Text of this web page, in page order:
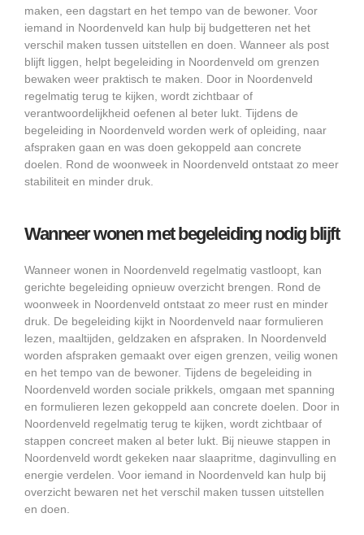
maken, een dagstart en het tempo van de bewoner. Voor
iemand in Noordenveld kan hulp bij budgetteren net het
verschil maken tussen uitstellen en doen. Wanneer als post
blijft liggen, helpt begeleiding in Noordenveld om grenzen
bewaken weer praktisch te maken. Door in Noordenveld
regelmatig terug te kijken, wordt zichtbaar of
verantwoordelijkheid oefenen al beter lukt. Tijdens de
begeleiding in Noordenveld worden werk of opleiding, naar
afspraken gaan en was doen gekoppeld aan concrete
doelen. Rond de woonweek in Noordenveld ontstaat zo meer
stabiliteit en minder druk.
Wanneer wonen met begeleiding nodig blijft
Wanneer wonen in Noordenveld regelmatig vastloopt, kan
gerichte begeleiding opnieuw overzicht brengen. Rond de
woonweek in Noordenveld ontstaat zo meer rust en minder
druk. De begeleiding kijkt in Noordenveld naar formulieren
lezen, maaltijden, geldzaken en afspraken. In Noordenveld
worden afspraken gemaakt over eigen grenzen, veilig wonen
en het tempo van de bewoner. Tijdens de begeleiding in
Noordenveld worden sociale prikkels, omgaan met spanning
en formulieren lezen gekoppeld aan concrete doelen. Door in
Noordenveld regelmatig terug te kijken, wordt zichtbaar of
stappen concreet maken al beter lukt. Bij nieuwe stappen in
Noordenveld wordt gekeken naar slaapritme, daginvulling en
energie verdelen. Voor iemand in Noordenveld kan hulp bij
overzicht bewaren net het verschil maken tussen uitstellen
en doen.